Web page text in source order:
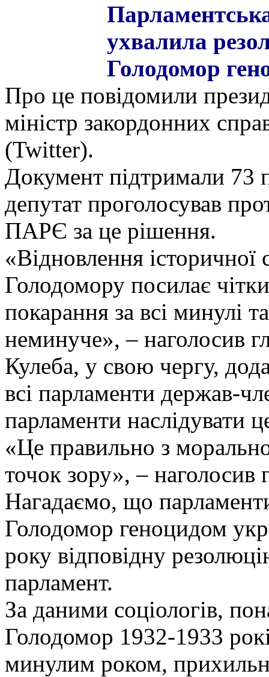
ухвалила
Голодомор
Про це повідомили
міністр закордонних
(Twitter).
Документ підтримали 73
депутат проголосував
ПАРЄ за це рішення.
«Відновлення історичної
Голодомору посилає
покарання за всі минулі
неминуче», – наголосив
Кулеба, у свою чергу,
всі парламенти держав-
парламенти наслідувати
«Це правильно з
точок зору», – наголосив
Нагадаємо, що
Голодомор геноцидом
року відповідну
парламент.
За даними соціологів,
Голодомор 1932-1933
минулим роком,